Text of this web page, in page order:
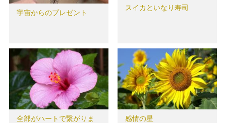
宇宙からのプレゼント
スイカといなり寿司
全部がハートで繋がりま
感情の星